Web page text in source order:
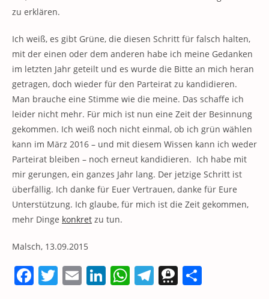
zu erklären.
Ich weiß, es gibt Grüne, die diesen Schritt für falsch halten,
mit der einen oder dem anderen habe ich meine Gedanken
im letzten Jahr geteilt und es wurde die Bitte an mich heran
getragen, doch wieder für den Parteirat zu kandidieren.
Man brauche eine Stimme wie die meine. Das schaffe ich
leider nicht mehr. Für mich ist nun eine Zeit der Besinnung
gekommen. Ich weiß noch nicht einmal, ob ich grün wählen
kann im März 2016 – und mit diesem Wissen kann ich weder
Parteirat bleiben – noch erneut kandidieren. Ich habe mit
mir gerungen, ein ganzes Jahr lang. Der jetzige Schritt ist
überfällig. Ich danke für Euer Vertrauen, danke für Eure
Unterstützung. Ich glaube, für mich ist die Zeit gekommen,
mehr Dinge konkret zu tun.
Malsch, 13.09.2015
F T E Li W T T